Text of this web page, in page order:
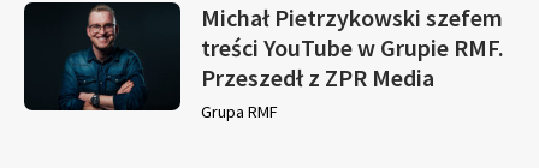
Michał Pietrzykowski szefem
treści YouTube w Grupie RMF.
Przeszedł z ZPR Media
Grupa RMF